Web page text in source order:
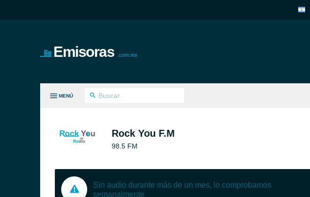
Emisoras .com.mx
MENÚ
Rock You F.M
98.5 FM
Sin audio durante más de un mes, lo comprobamos
semanalmente